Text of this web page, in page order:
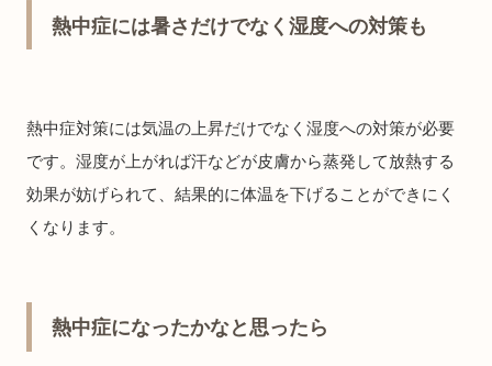
熱中症には暑さだけでなく湿度への対策も
熱中症対策には気温の上昇だけでなく湿度への対策が必要
です。湿度が上がれば汗などが皮膚から蒸発して放熱する
効果が妨げられて、結果的に体温を下げることができにく
くなります。
熱中症になったかなと思ったら